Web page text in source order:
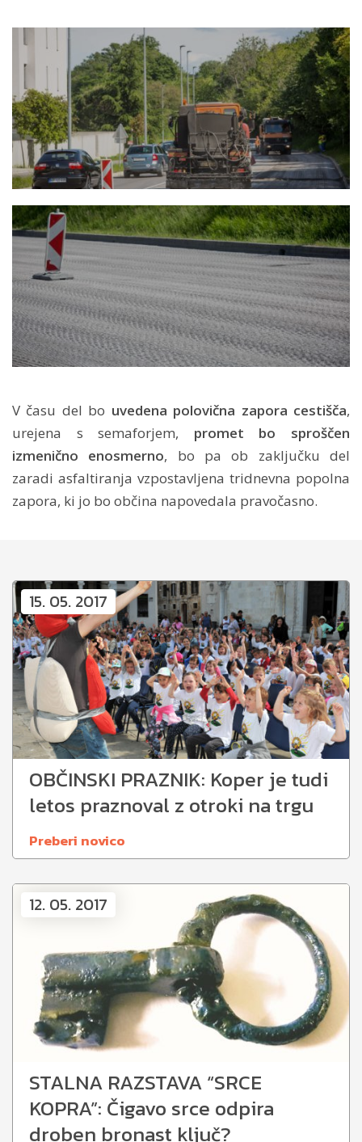
V času del bo uvedena polovična zapora cestišča,
urejena s semaforjem, promet bo sproščen
izmenično enosmerno, bo pa ob zaključku del
zaradi asfaltiranja vzpostavljena tridnevna popolna
zapora, ki jo bo občina napovedala pravočasno.
15. 05. 2017
OBČINSKI PRAZNIK: Koper je tudi
letos praznoval z otroki na trgu
Preberi novico
12. 05. 2017
STALNA RAZSTAVA “SRCE
KOPRA”: Čigavo srce odpira
droben bronast ključ?